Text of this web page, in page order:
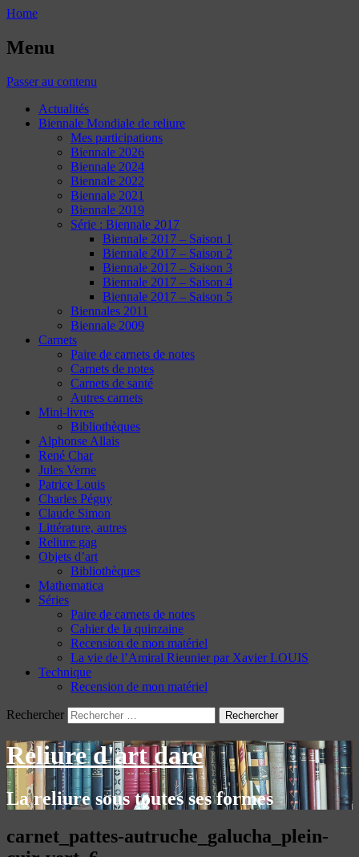
Home
Menu
Passer au contenu
Actualités
Biennale Mondiale de reliure
Mes participations
Biennale 2026
Biennale 2024
Biennale 2022
Biennale 2021
Biennale 2019
Série : Biennale 2017
Biennale 2017 – Saison 1
Biennale 2017 – Saison 2
Biennale 2017 – Saison 3
Biennale 2017 – Saison 4
Biennale 2017 – Saison 5
Biennales 2011
Biennale 2009
Carnets
Paire de carnets de notes
Carnets de notes
Carnets de santé
Autres carnets
Mini-livres
Bibliothèques
Alphonse Allais
René Char
Jules Verne
Patrice Louis
Charles Péguy
Claude Simon
Littérature, autres
Reliure gag
Objets d’art
Bibliothèques
Mathematica
Séries
Paire de carnets de notes
Cahier de la quinzaine
Recension de mon matériel
La vie de l’Amiral Rieunier par Xavier LOUIS
Technique
Recension de mon matériel
Rechercher
Reliure d'art dare
La reliure sous toutes ses formes
carnet_pattes-autruche_galucha_plein-